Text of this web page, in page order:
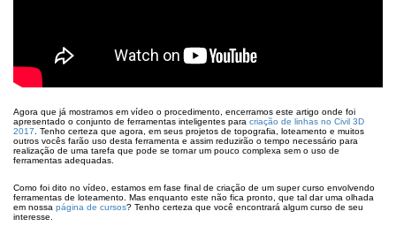
Agora que já mostramos em vídeo o procedimento, encerramos este artigo onde foi
apresentado o conjunto de ferramentas inteligentes para criação de linhas no Civil 3D
2017 . Tenho certeza que agora, em seus projetos de topografia, loteamento e muitos
outros vocês farão uso desta ferramenta e assim reduzirão o tempo necessário para
realização de uma tarefa que pode se tornar um pouco complexa sem o uso de
ferramentas adequadas.
Como foi dito no vídeo, estamos em fase final de criação de um super curso envolvendo
ferramentas de loteamento. Mas enquanto este não fica pronto, que tal dar uma olhada
em nossa página de cursos? Tenho certeza que você encontrará algum curso de seu
interesse.